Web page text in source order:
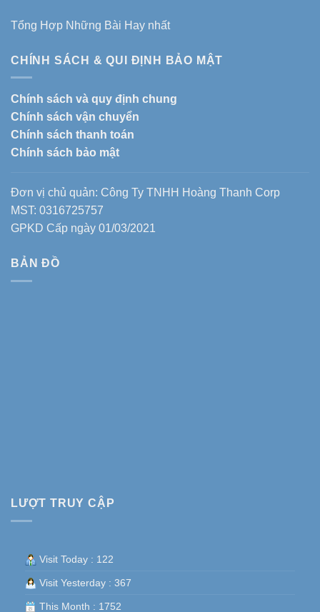
Tổng Hợp Những Bài Hay nhất
CHÍNH SÁCH & QUI ĐỊNH BẢO MẬT
Chính sách và quy định chung
Chính sách vận chuyển
Chính sách thanh toán
Chính sách bảo mật
Đơn vị chủ quản: Công Ty TNHH Hoàng Thanh Corp
MST: 0316725757
GPKD Cấp ngày 01/03/2021
BẢN ĐỒ
LƯỢT TRUY CẬP
Visit Today : 122
Visit Yesterday : 367
This Month : 1752